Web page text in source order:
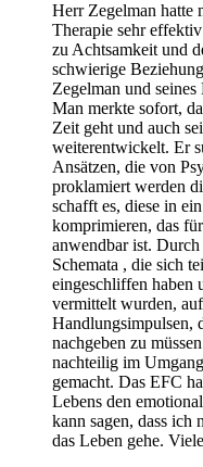
Herr Zegelman hatte
Therapie sehr
zu Achtsamkeit und
schwierige
Zegelman und
Man merkte sofort,
Zeit geht und auch
weiterentwickelt. Er
Ansätzen, die von
proklamiert werden
schafft es, diese in
komprimieren, das
anwendbar ist.
Schemata , die sich
eingeschliffen haben
vermittelt wurden,
Handlungsimpulsen,
nachgeben zu
nachteilig im
gemacht. Das EFC
Lebens den
kann sagen, dass
das Leben gehe.